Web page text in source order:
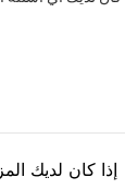
إذا كان لديك